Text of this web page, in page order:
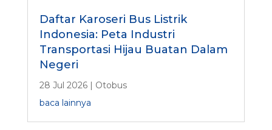
Daftar Karoseri Bus Listrik
Indonesia: Peta Industri
Transportasi Hijau Buatan Dalam
Negeri
28 Jul 2026| Otobus
baca lainnya